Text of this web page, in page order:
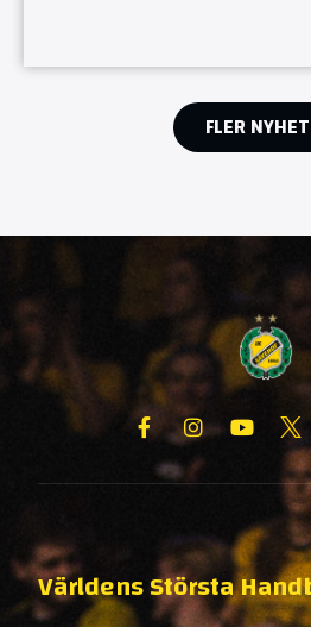
FLER
Världens Största